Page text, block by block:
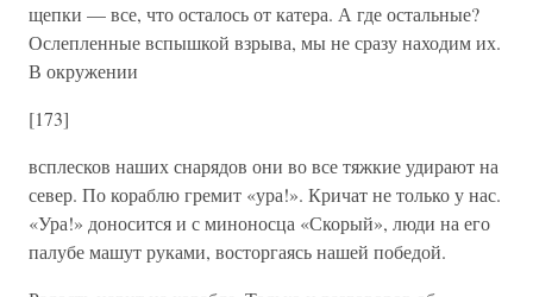
щепки — все, что осталось от катера. А где остальные?
Ослепленные вспышкой взрыва, мы не сразу находим их.
В окружении
[173]
всплесков наших снарядов они во все тяжкие удирают на
север. По кораблю гремит «ура!». Кричат не только у нас.
«Ура!» доносится и с миноносца «Скорый», люди на его
палубе машут руками, восторгаясь нашей победой.